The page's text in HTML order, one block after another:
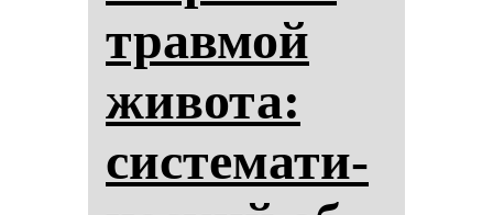
трав­мой
жи­во­та:
сис­те­ма­ти­